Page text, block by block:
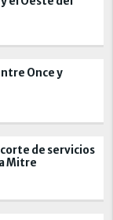
Once y
de servicios
Mitre